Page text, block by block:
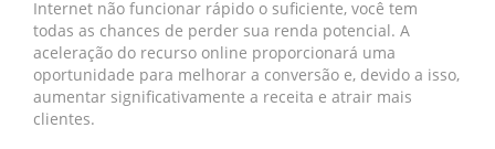
Internet não funcionar rápido o suficiente, você tem
todas as chances de perder sua renda potencial. A
aceleração do recurso online proporcionará uma
oportunidade para melhorar a conversão e, devido a isso,
aumentar significativamente a receita e atrair mais
clientes.